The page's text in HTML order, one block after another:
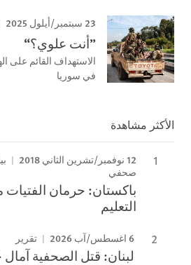
23 سبتمبر/أيلول 2025
”أنت علوي؟“
الاستهداف القائم على
في سوريا
الأكثر مشاهدة
12 نوفمبر/تشرين الثاني 2018
صحفي
باكستان: حرمان الفتيات
التعليم
6 اغسطس/آب 2026 تقرير
لبنان: قتل الصحفية آمال